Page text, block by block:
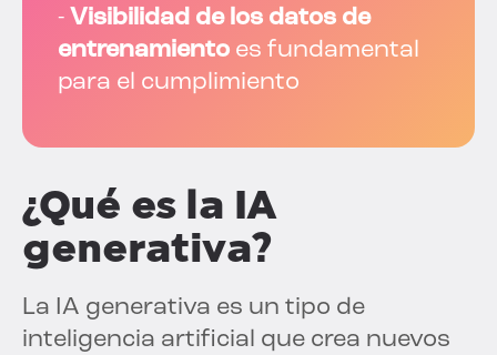
- Visibilidad de los datos de
entrenamiento es fundamental
para el cumplimiento
¿Qué es la IA
generativa?
La IA generativa es un tipo de
inteligencia artificial que crea nuevos